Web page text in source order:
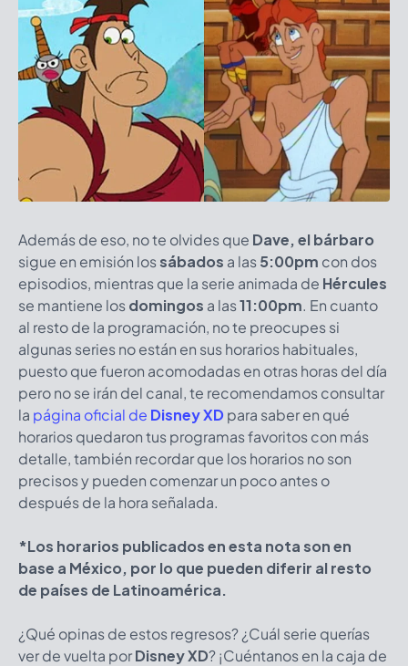
Además de eso, no te olvides que Dave, el bárbaro
sigue en emisión lossábados a las5:00pm con dos
episodios, mientras que la serie animada de Hércules
se mantiene losdomingos a las11:00pm. En cuanto
al resto de la programación, no te preocupes si
algunas series no están en sus horarios habituales,
puesto que fueron acomodadas en otras horas del día
pero no se irán del canal, te recomendamos consultar
la página oficial de Disney XD para saber en qué
horarios quedaron tus programas favoritos con más
detalle, también recordar que los horarios no son
precisos y pueden comenzar un poco antes o
después de la hora señalada.
*Los horarios publicados en esta nota son en
base a México, por lo que pueden diferir al resto
de países de Latinoamérica.
¿Qué opinas de estos regresos? ¿Cuál serie querías
ver de vuelta porDisney XD? ¡Cuéntanos en la caja de